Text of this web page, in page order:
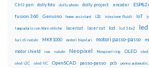
CtrlJ pen dolly foto dolly photo dolly project encoder
fusion 360 Genuino home assistant i2c iniezione fluidi IoT
lampadario con fibre ottiche lasercut laser cut lcd lcd 16x2 led
luci di natale MKR1000 motori bipolari motori passo-passo
motor shield nas natale Neopixel Neopixel ring OLED
oled i2C oled IIC OpenSCAD passo-passo pcb penna